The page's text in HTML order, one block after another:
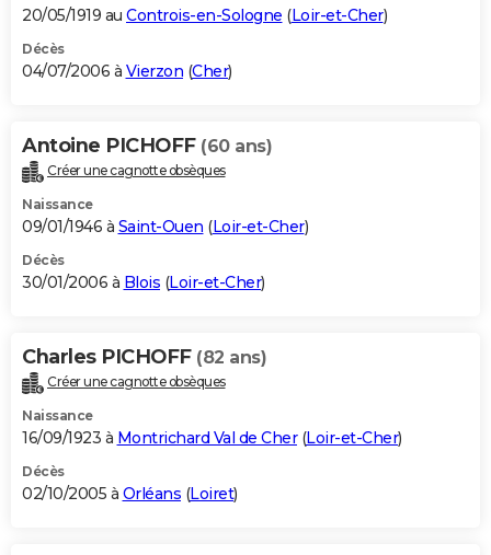
20/05/1919 au Controis-en-Sologne (Loir-et-Cher)
Décès
04/07/2006 à Vierzon (Cher)
Antoine PICHOFF (60 ans)
Créer une cagnotte obsèques
Naissance
09/01/1946 à Saint-Ouen (Loir-et-Cher)
Décès
30/01/2006 à Blois (Loir-et-Cher)
Charles PICHOFF (82 ans)
Créer une cagnotte obsèques
Naissance
16/09/1923 à Montrichard Val de Cher(Loir-et-Cher)
Décès
02/10/2005 à Orléans (Loiret)